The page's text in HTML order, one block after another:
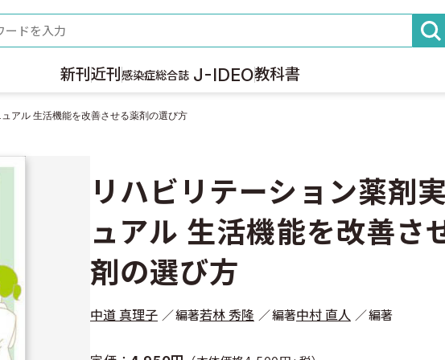
新刊 近刊 感染症総合誌 J-IDEO教科書
アル 生活機能を改善させる薬剤の選び方
リハビリテーション薬剤
ュアル 生活機能を改善さ
剤の選び方
中道 真理子 編著若林 秀隆 編著中村 直人 編著